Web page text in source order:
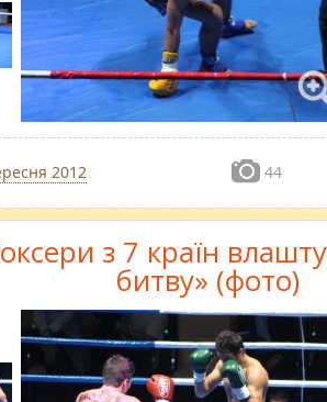
2012 44
з 7 країн
битву» (фото)